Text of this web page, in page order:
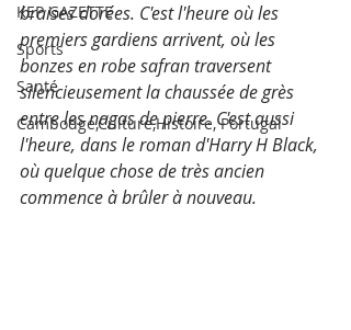
KEP GAZETTE
Sports
Santé
Cambodge,Culture,Histoire, Portugal
braises dorées. C'est l'heure où les
premiers gardiens arrivent, où les
bonzes en robe safran traversent
silencieusement la chaussée de grès
entre les nagas de pierre. C'est aussi
l'heure, dans le roman d'Harry H Black,
où quelque chose de très ancien
commence à brûler à nouveau.